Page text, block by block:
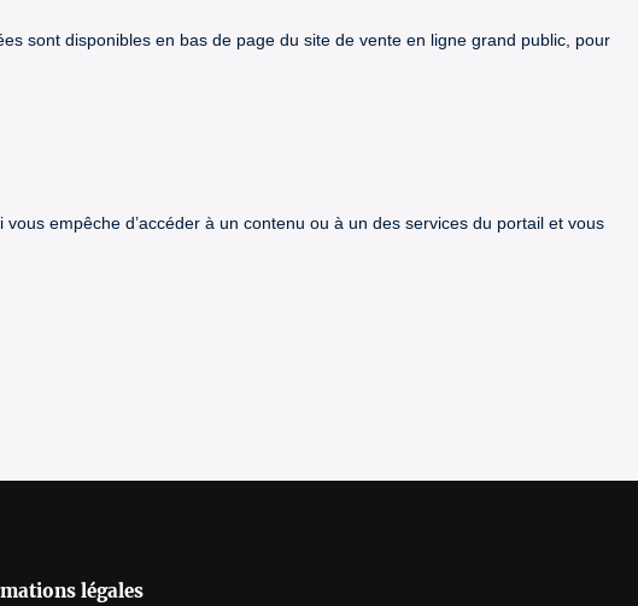
sont disponibles en bas de page du site de vente en ligne grand public, pour
empêche d’accéder à un contenu ou à un des services du portail et vous
légales